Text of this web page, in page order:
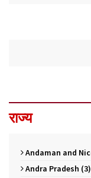
राज्य
Andaman and
Andra Pradesh (3)